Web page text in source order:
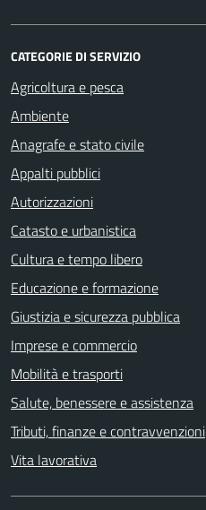
CATEGORIE DI SERVIZIO
Agricoltura e pesca
Ambiente
Anagrafe e stato civile
Appalti pubblici
Autorizzazioni
Catasto e urbanistica
Cultura e tempo libero
Educazione e formazione
Giustizia e sicurezza pubblica
Imprese e commercio
Mobilità e trasporti
Salute, benessere e assistenza
Tributi, finanze e contravvenzioni
Vita lavorativa